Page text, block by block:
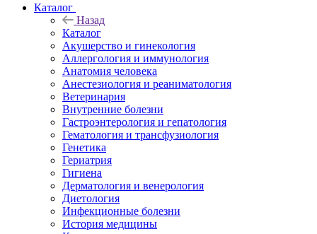
Каталог
Назад
Каталог
Акушерство и гинекология
Аллергология и иммунология
Анатомия человека
Анестезиология и реаниматология
Ветеринария
Внутренние болезни
Гастроэнтерология и гепатология
Гематология и трансфузиология
Генетика
Гериатрия
Гигиена
Дерматология и венерология
Диетология
Инфекционные болезни
История медицины